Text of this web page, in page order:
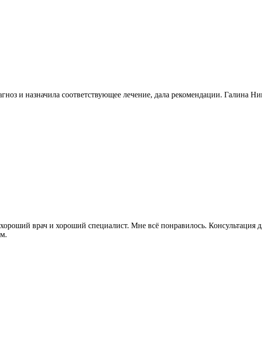
и назначила соответствующее лечение, дала рекомендации. Галина
врач и хороший специалист. Мне всё понравилось.